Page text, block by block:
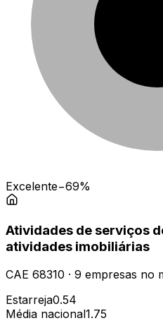
Excelente−69%
Atividades de serviços
atividades imobiliárias
CAE 68310 · 9 empresas no
Estarreja0.54
Média nacional1.75